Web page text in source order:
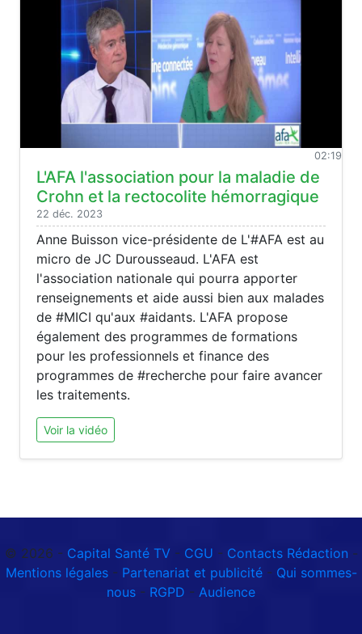
02:19
L'AFA l'association pour la maladie de
Crohn et la rectocolite hémorragique
22 déc. 2023
Anne Buisson vice-présidente de L'#AFA est au
micro de JC Durousseaud. L'AFA est
l'association nationale qui pourra apporter
renseignements et aide aussi bien aux malades
de #MICI qu'aux #aidants. L'AFA propose
également des programmes de formations
pour les professionnels et finance des
programmes de #recherche pour faire avancer
les traitements.
Voir la vidéo
© 2026 - Capital Santé TV- CGU - Contacts Rédaction -
Mentions légales- Partenariat et publicité- Qui sommes-
nous - RGPD - Audience